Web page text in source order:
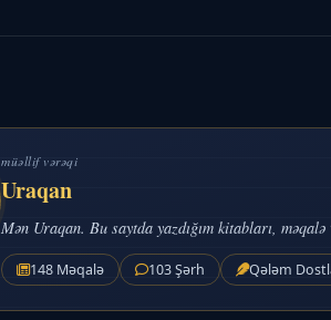
müəllif vərəqi
Uraqan
Mən Uraqan. Bu saytda yazdığım kitabları,
148 Məqalə 103 Şərh Qələm